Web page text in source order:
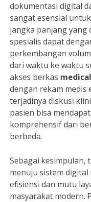
dokumentasi digital
sangat esensial
jangka panjang yang
spesialis dapat
perkembangan
dari waktu ke waktu
akses berkas
dengan rekam
terjadinya diskusi
pasien bisa
komprehensif dari
berbeda.
Sebagai kesimpulan,
menuju sistem
efisiensi dan mutu
masyarakat modern.